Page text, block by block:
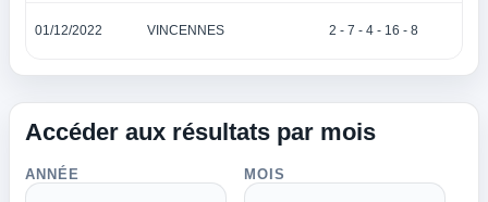
01/12/2022 VINCENNES 2 - 7 - 4 - 16 - 8
Accéder aux résultats par mois
ANNÉE MOIS